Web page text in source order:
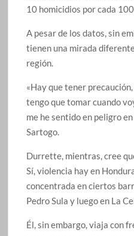
10 homicidios por cada
A pesar de los datos, sin
tienen una mirada
región.
«Hay que tener
tengo que tomar cuando
me he sentido en peligro
Sartogo.
Durrette, mientras, cree
Sí, violencia hay en
concentrada en ciertos
Pedro Sula y luego en La
Él, sin embargo, viaja con